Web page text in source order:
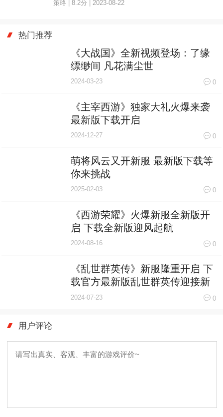
热门推荐
《大战国》全新视频登场：了缘
缥缈间 凡花满尘世
2024-03-23 0
《主宰西游》独家大礼火爆来袭
最新版下载开启
2024-12-27 0
萌将风云又开新服 最新版下载等
你来挑战
2025-02-03 0
《西游荣耀》火爆新服全新版开
启 下载全新版迎风起航
2024-08-16 0
《乱世群英传》新服隆重开启 下
载官方最新版乱世群英传迎接新
2024-07-23 0
用户评论